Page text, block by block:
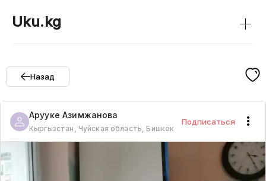
Uku.kg +
Назад
Арууке Азимжанова
Кыргызстан, Чуйская область, Бишкек
Подписаться